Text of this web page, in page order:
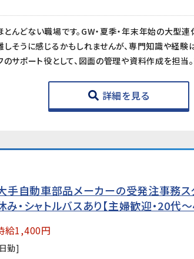
詳細を見る
大手自動車部品メーカーの受発注事
・シャトルバスあり【主婦歓迎・20代〜
給1,400円
勤]